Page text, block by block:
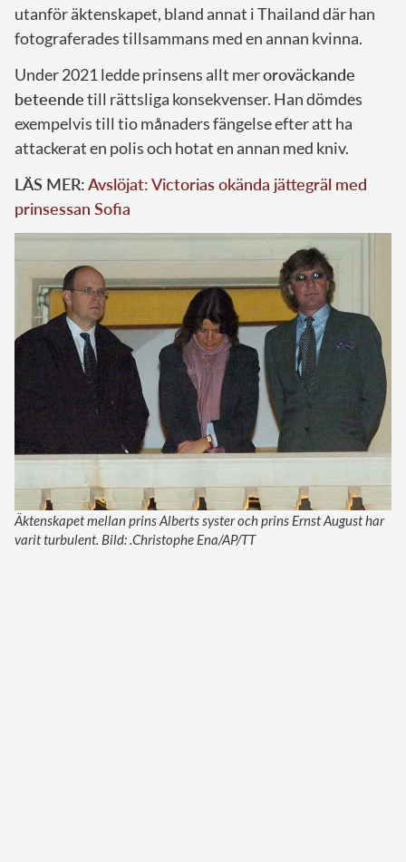
utanför äktenskapet, bland annat i Thailand där han
fotograferades tillsammans med en annan kvinna.
Under 2021 ledde prinsens allt meroroväckande
beteendetill rättsliga konsekvenser. Han dömdes
exempelvis till tio månaders fängelse efter att ha
attackerat en polis och hotat en annan med kniv.
LÄS MER:Avslöjat: Victorias okända jättegräl med
prinsessan Sofia
Äktenskapet mellan prins Alberts syster och prins Ernst August har
varit turbulent. Bild: .Christophe Ena/AP/TT